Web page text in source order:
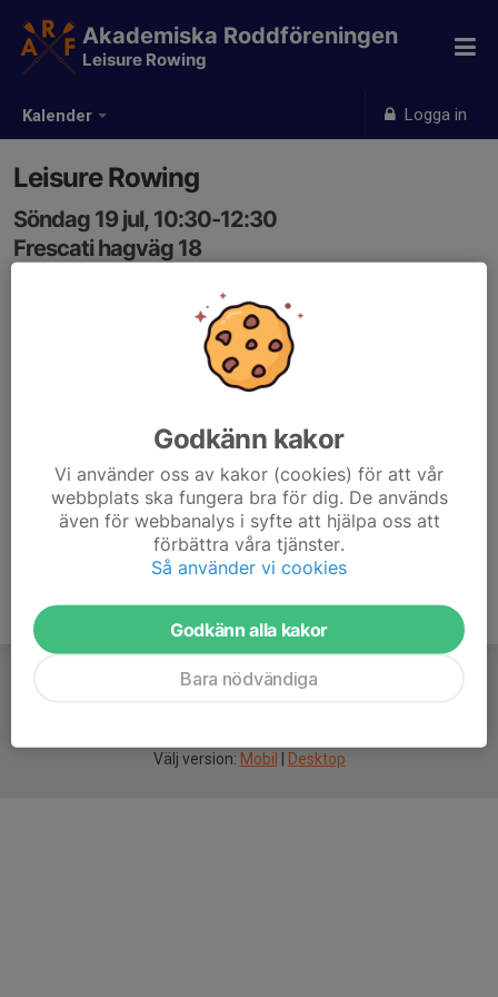
Kalender Logga in
Akademiska Roddföreningen
Leisure Rowing
Leisure Rowing
Söndag 19 jul, 10:30-12:30
Frescati hagväg 18
Välj version: Mobil Desktop
Godkänn kakor
Vi använder oss av kakor (cookies) för att vår
webbplats ska fungera bra för dig. De används
även för webbanalys i syfte att hjälpa oss att
förbättra våra tjänster.
Så använder vi cookies
Godkänn alla kakor
Bara nödvändiga